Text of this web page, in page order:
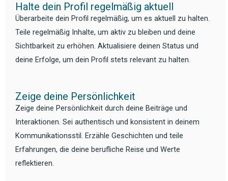
Halte dein Profil regelmäßig aktuell
Überarbeite dein Profil regelmäßig, um es aktuell zu halten.
Teile regelmäßig Inhalte, um aktiv zu bleiben und deine
Sichtbarkeit zu erhöhen. Aktualisiere deinen Status und
deine Erfolge, um dein Profil stets relevant zu halten.
Zeige deine Persönlichkeit
Zeige deine Persönlichkeit durch deine Beiträge und
Interaktionen. Sei authentisch und konsistent in deinem
Kommunikationsstil. Erzähle Geschichten und teile
Erfahrungen, die deine berufliche Reise und Werte
reflektieren.